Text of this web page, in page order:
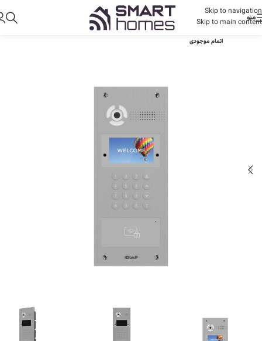
Skip to navigation
Skip to main content
منو
اتمام موجودی